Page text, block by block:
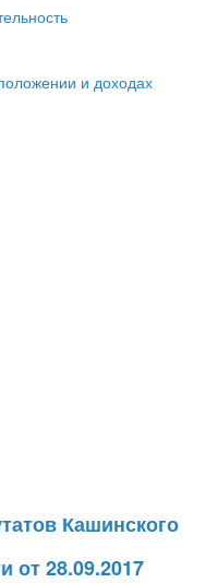
и доходах
Кашинского
от 28.09.2017